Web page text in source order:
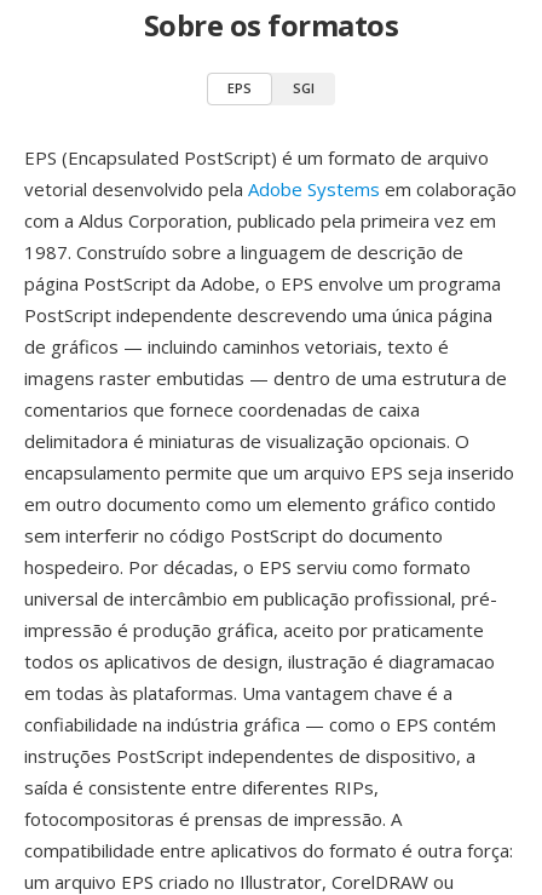
Sobre os formatos
EPS SGI
EPS (Encapsulated PostScript) é um formato de arquivo
vetorial desenvolvido pela Adobe Systems em colaboração
com a Aldus Corporation, publicado pela primeira vez em
1987. Construído sobre a linguagem de descrição de
página PostScript da Adobe, o EPS envolve um programa
PostScript independente descrevendo uma única página
de gráficos — incluindo caminhos vetoriais, texto é
imagens raster embutidas — dentro de uma estrutura de
comentarios que fornece coordenadas de caixa
delimitadora é miniaturas de visualização opcionais. O
encapsulamento permite que um arquivo EPS seja inserido
em outro documento como um elemento gráfico contido
sem interferir no código PostScript do documento
hospedeiro. Por décadas, o EPS serviu como formato
universal de intercâmbio em publicação profissional, pré-
impressão é produção gráfica, aceito por praticamente
todos os aplicativos de design, ilustração é diagramacao
em todas às plataformas. Uma vantagem chave é a
confiabilidade na indústria gráfica — como o EPS contém
instruções PostScript independentes de dispositivo, a
saída é consistente entre diferentes RIPs,
fotocompositoras é prensas de impressão. A
compatibilidade entre aplicativos do formato é outra força:
um arquivo EPS criado no Illustrator, CorelDRAW ou